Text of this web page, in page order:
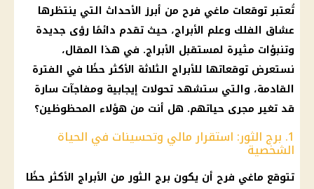
تُعتبرتوقعات ماغي فرح من أبرز الأحداث التي ينتظرها
عشاق الفلك وعلم الأبراج، حيث تقدم دائمًا رؤى جديدة
وتنبؤات مثيرة لمستقبل الأبراج. في هذا المقال،
نستعرض توقعاتها للأبراج الثلاثة الأكثر حظًا في الفترة
القادمة، والتي ستشهد تحولات إيجابية ومفاجآت سارة
قد تغير مجرى حياتهم. هل أنت من هؤلاء المحظوظين؟
1. برج الثور: استقرار مالي وتحسينات في الحياة
الشخصية
تتوقع ماغي فرح أن يكون برج الثورمن الأبراج الأكثر حظًا